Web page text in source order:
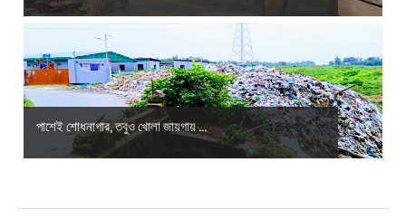
পাশেই শোধনাগার, তবুও খোলা জায়গায় ...